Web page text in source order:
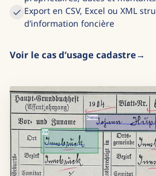
Export en CSV, Excel ou XML
d’information foncière
Voir le cas d’usage cadastre